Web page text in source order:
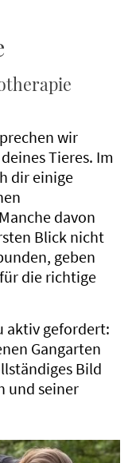
wir
Tieres. Im
dir einige
davon
Blick nicht
geben
die richtige
aktiv gefordert:
Gangarten
Bild
und seiner